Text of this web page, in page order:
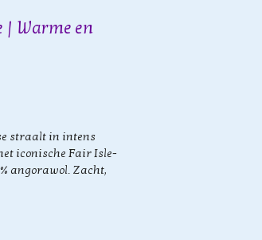
| Warme en
straalt in intens
iconische Fair Isle-
angorawol. Zacht,